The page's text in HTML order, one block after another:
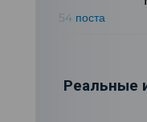
54 поста
Реальные